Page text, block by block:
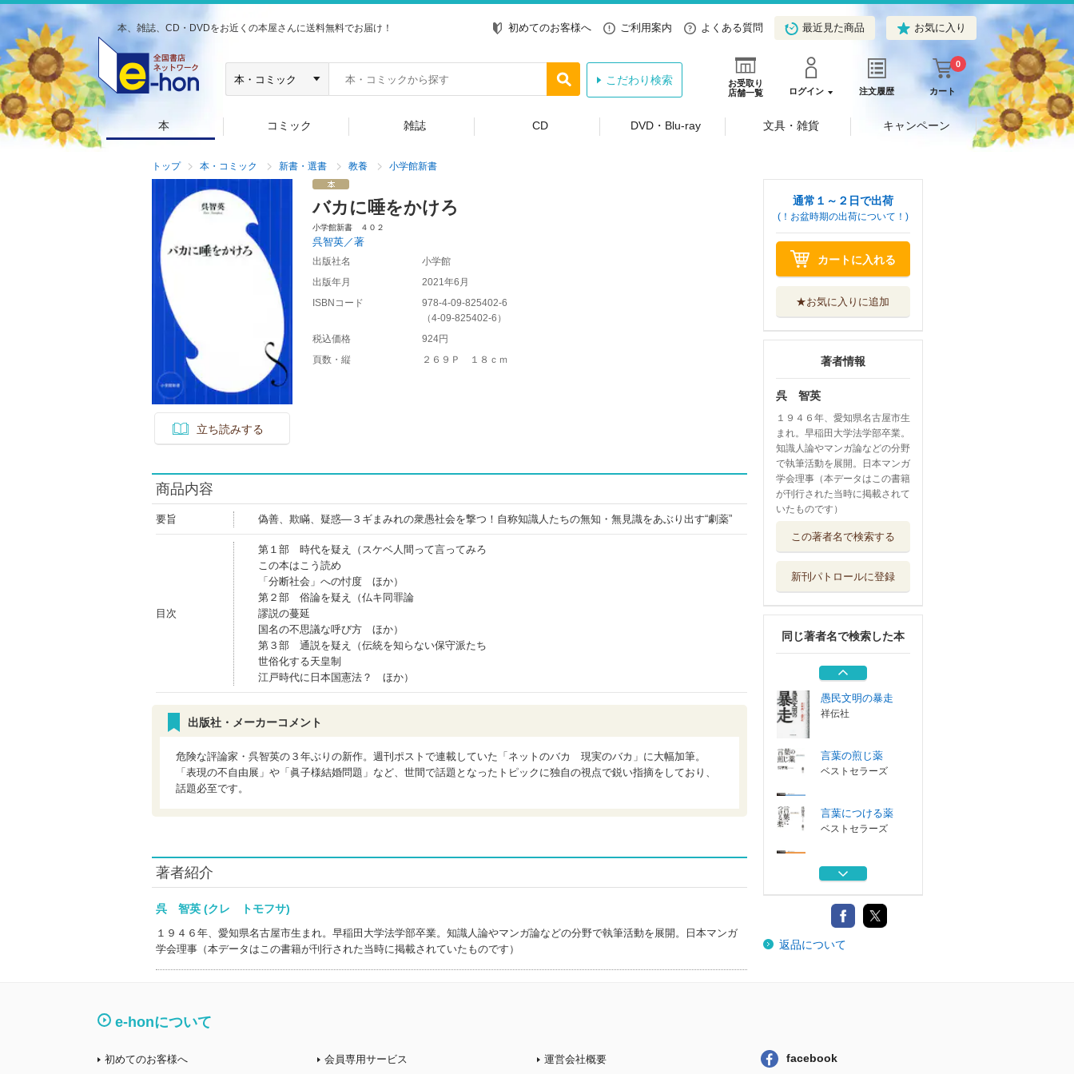
本、雑誌、CD・DVDをお近くの本屋さんに送料無料でお届け！ 初めてのお客様へ ご利用案内 よくある質問 最近見た商品 お気に入り
お受取り
店舗一覧
ログイン 注文履歴 カート
0
こだわり検索
本 コミック 雑誌 CD DVD・Blu-ray 文具・雑貨 キャンペーン
トップ 本・コミック 新書・選書 教養 小学館新書
立ち読みする
バカに唾をかけろ
小学館新書 ４０２
呉智英／著
出版社名
小学館
出版年月
2021年6月
ISBNコード
978-4-09-825402-6
（4-09-825402-6 ）
税込価格
924円
頁数・縦
２６９Ｐ １８ｃｍ
商品内容
要旨 偽善、欺瞞、疑惑―３ギまみれの衆愚社会を撃つ！自称知識人たちの無知・無見識をあぶり出す“劇薬”
目次
第１部 時代を疑え（スケベ人間って言ってみろ
この本はこう読め
「分断社会」への忖度 ほか）
第２部 俗論を疑え（仏キ同罪論
謬説の蔓延
国名の不思議な呼び方 ほか）
第３部 通説を疑え（伝統を知らない保守派たち
世俗化する天皇制
江戸時代に日本国憲法？ ほか）
出版社・メーカーコメント
危険な評論家・呉智英の３年ぶりの新作。週刊ポストで連載していた「ネットのバカ 現実のバカ」に大幅加筆。
「表現の不自由展」や「眞子様結婚問題」など、世間で話題となったトピックに独自の視点で鋭い指摘をしており、
話題必至です。
著者紹介
呉 智英 (クレ トモフサ)
１９４６年、愛知県名古屋市生まれ。早稲田大学法学部卒業。知識人論やマンガ論などの分野で執筆活動を展開。日本マンガ
学会理事（本データはこの書籍が刊行された当時に掲載されていたものです）
通常１～２日で出荷
(！お盆時期の出荷について！)
カートに入れる
★お気に入りに追加
著者情報
呉 智英
１９４６年、愛知県名古屋市生
まれ。早稲田大学法学部卒業。
知識人論やマンガ論などの分野
で執筆活動を展開。日本マンガ
学会理事（本データはこの書籍
が刊行された当時に掲載されて
いたものです）
この著者名で検索する
新刊パトロールに登録
同じ著者名で検索した本
ベストセラーズ
言葉の常備薬
ロゴスの名はロゴ
ス
ベストセラーズ
愚民文明の暴走
祥伝社
言葉の煎じ薬
ベストセラーズ
言葉につける薬
ベストセラーズ
言葉の常備薬
ロゴスの名はロゴ
ス
ベストセラーズ
返品について
e-honについて
初めてのお客様へ 会員専用サービス 運営会社概要 facebook